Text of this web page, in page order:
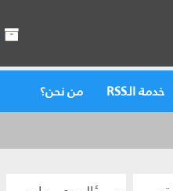
خدمة الـRSS من نحن؟